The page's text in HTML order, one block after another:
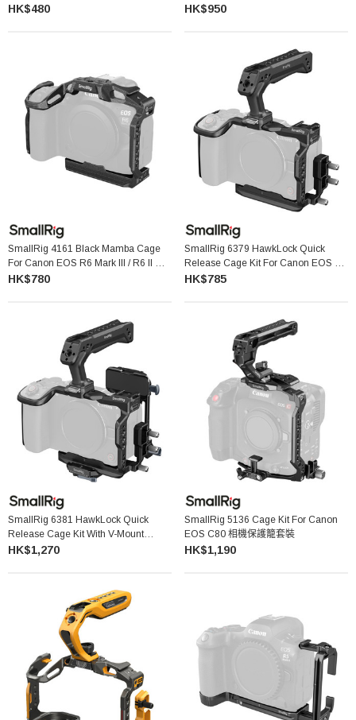
HK$480
R20EP 相機保護框
HK$950
SmallRig 4161 Black Mamba Cage
For Canon EOS R6 Mark III / R6 II 相
機套籠
HK$780
SmallRig 6379 HawkLock Quick
Release Cage Kit For Canon EOS R6
V 快拆套籠套裝
HK$785
SmallRig 6381 HawkLock Quick
Release Cage Kit With V-Mount
Battery Plate For Canon EOS R6 V 快
HK$1,270
SmallRig 5136 Cage Kit For Canon
EOS C80 相機保護籠套裝
HK$1,190